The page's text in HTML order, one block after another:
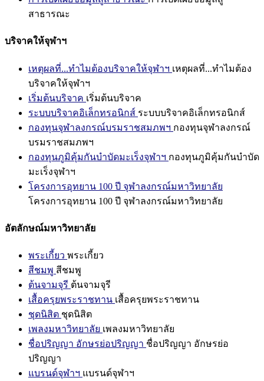
สาธารณะ
บริจาคให้จุฬาฯ
เหตุผลที่...ทำไมต้องบริจาคให้จุฬาฯ เหตุผลที่...ทำไมต้อง
บริจาคให้จุฬาฯ
เริ่มต้นบริจาค เริ่มต้นบริจาค
ระบบบริจาคอิเล็กทรอนิกส์ ระบบบริจาคอิเล็กทรอนิกส์
กองทุนจุฬาลงกรณ์บรมราชสมภพฯ กองทุนจุฬาลงกรณ์
บรมราชสมภพฯ
กองทุนภูมิคุ้มกันบำบัดมะเร็งจุฬาฯ กองทุนภูมิคุ้มกันบำบัด
มะเร็งจุฬาฯ
โครงการอุทยาน 100 ปี จุฬาลงกรณ์มหาวิทยาลัย
โครงการอุทยาน 100 ปี จุฬาลงกรณ์มหาวิทยาลัย
อัตลักษณ์มหาวิทยาลัย
พระเกี้ยว พระเกี้ยว
สีชมพู สีชมพู
ต้นจามจุรี ต้นจามจุรี
เสื้อครุยพระราชทาน เสื้อครุยพระราชทาน
ชุดนิสิต ชุดนิสิต
เพลงมหาวิทยาลัย เพลงมหาวิทยาลัย
ชื่อปริญญา อักษรย่อปริญญา ชื่อปริญญา อักษรย่อ
ปริญญา
แบรนด์จุฬาฯ แบรนด์จุฬาฯ